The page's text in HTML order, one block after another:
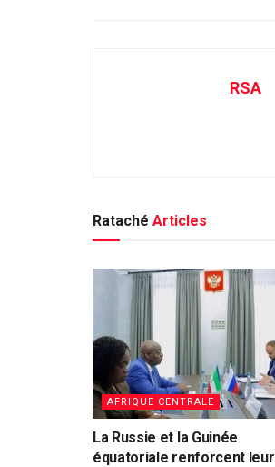
RSA
Rataché Articles
AFRIQUE CENTRALE
La Russie et la Guinée
équatoriale renforcent leur